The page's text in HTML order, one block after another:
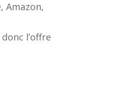
Amazon,
l’offre